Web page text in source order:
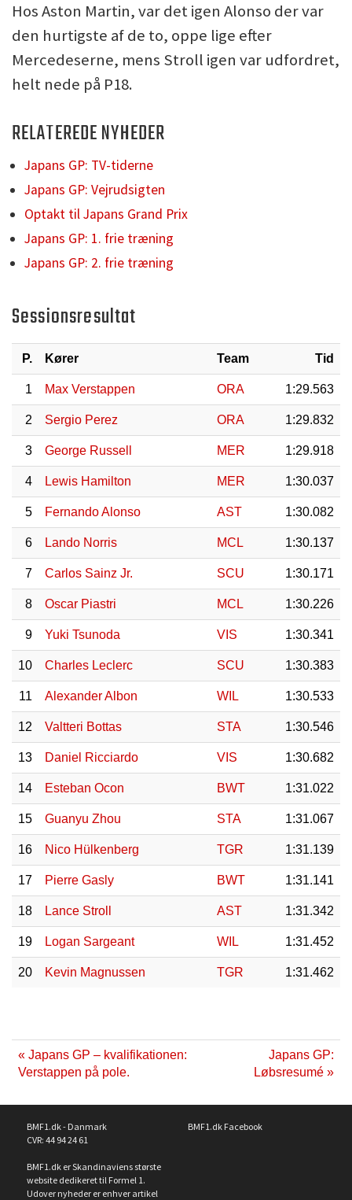
Hos Aston Martin, var det igen Alonso der var
den hurtigste af de to, oppe lige efter
Mercedeserne, mens Stroll igen var udfordret,
helt nede på P18.
RELATEREDE NYHEDER
Japans GP: TV-tiderne
Japans GP: Vejrudsigten
Optakt til Japans Grand Prix
Japans GP: 1. frie træning
Japans GP: 2. frie træning
Sessionsresultat
P. Kører Team Tid
1 Max Verstappen ORA 1:29.563
2 Sergio Perez ORA 1:29.832
3 George Russell MER 1:29.918
4 Lewis Hamilton MER 1:30.037
5 Fernando Alonso AST 1:30.082
6 Lando Norris MCL 1:30.137
7 Carlos Sainz Jr. SCU 1:30.171
8 Oscar Piastri MCL 1:30.226
9 Yuki Tsunoda VIS 1:30.341
10 Charles Leclerc SCU 1:30.383
11 Alexander Albon WIL 1:30.533
12 Valtteri Bottas STA 1:30.546
13 Daniel Ricciardo VIS 1:30.682
14 Esteban Ocon BWT 1:31.022
15 Guanyu Zhou STA 1:31.067
16 Nico Hülkenberg TGR 1:31.139
17 Pierre Gasly BWT 1:31.141
18 Lance Stroll AST 1:31.342
19 Logan Sargeant WIL 1:31.452
20 Kevin Magnussen TGR 1:31.462
« Japans GP – kvalifikationen:
Verstappen på pole.
Japans GP:
Løbsresumé »
BMF1.dk - Danmark
CVR: 44 94 24 61
BMF1.dk er Skandinaviens største
website dedikeret til Formel 1.
Udover nyheder er enhver artikel
BMF1.dk Facebook